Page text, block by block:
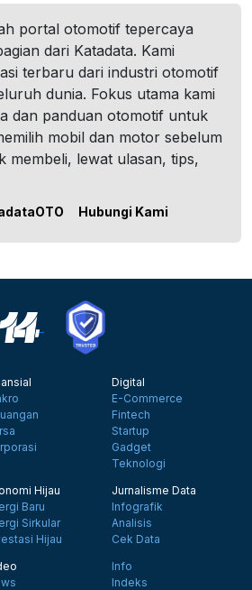
portal otomotif tepercaya
dari Katadata. Kami
terbaru dari industri otomotif
dunia. Fokus utama kami
dan panduan otomotif untuk
mobil dan motor sebelum
membeli, lewat ulasan, tips,
Hubungi Kami
Digital
E-Commerce
Fintech
Startup
Gadget
Teknologi
Hijau
Baru
Sirkular
Hijau
Jurnalisme Data
Infografik
Analisis
Cek Data
Info
Indeks